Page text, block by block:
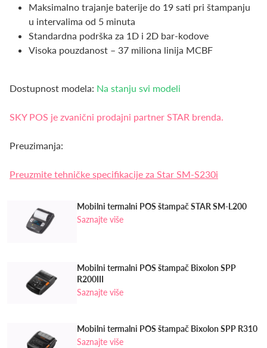
Maksimalno trajanje baterije do 19 sati pri štampanju
u intervalima od 5 minuta
Standardna podrška za 1D i 2D bar-kodove
Visoka pouzdanost – 37 miliona linija MCBF
Dostupnost modela: Na stanju svi modeli
SKY POS je zvanični prodajni partner STAR brenda.
Preuzimanja:
Preuzmite tehničke specifikacije za Star SM-S230i
Mobilni termalni POS štampač STAR SM-L200
Saznajte više
Mobilni termalni POS štampač Bixolon SPP
R200III
Saznajte više
Mobilni termalni POS štampač Bixolon SPP R310
Saznajte više